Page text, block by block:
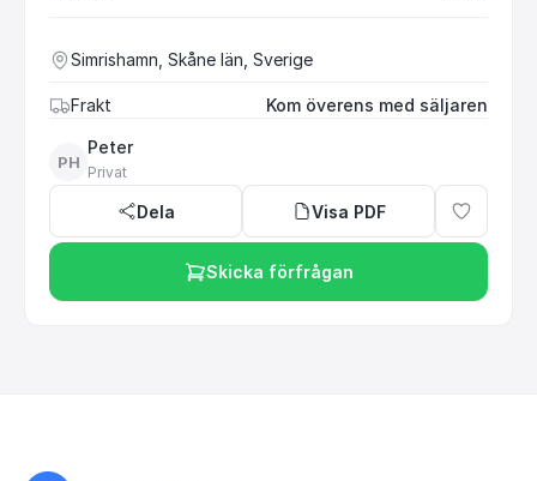
Simrishamn, Skåne län, Sverige
Frakt Kom överens med säljaren
PH
Peter
Privat
Dela Visa PDF
Skicka förfrågan